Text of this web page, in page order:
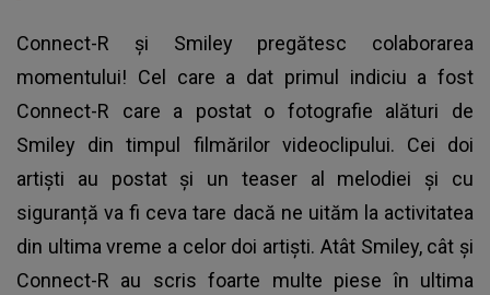
Connect-R și Smiley pregătesc colaborarea
momentului! Cel care a dat primul indiciu a fost
Connect-R care a postat o fotografie alături de
Smiley din timpul filmărilor videoclipului. Cei doi
artiști au postat și un teaser al melodiei și cu
siguranță va fi ceva tare dacă ne uităm la activitatea
din ultima vreme a celor doi artiști. Atât Smiley, cât și
Connect-R au scris foarte multe piese în ultima